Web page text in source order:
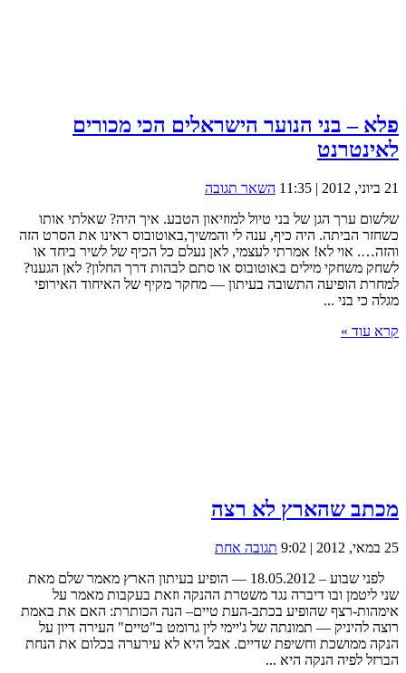
פלא – בני הנוער הישראלים הכי מכורים
לאינטרנט
21 ביוני, 2012 | 11:35
השאר תגובה
שלשום ערך הגן של בני טיול למוזיאון הטבע. איך היה? שאלתי אותו
כשחזר הביתה. היה כיף, ענה לי והמשיך,באוטובוס ראינו את הסרט הזה
והזה…. אוי לא! אמרתי לעצמי, לאן נעלם כל הכיף של לשיר ביחד או
לשחק משחקי מילים באוטובוס או סתם לבהות דרך החלון? לאן הגענו?
למחרת הופיעה התשובה בעיתון — מחקר מקיף של האיחוד האירופי
מגלה כי בני ...
קרא עוד »
מכתב שהארץ לא רצה
25 במאי, 2012 | 9:02
תגובה אחת
לפני שבוע – 18.05.2012 — הופיע בעיתון הארץ מאמר שלם מאת
שני ליטמן ובו דיברה נגד משטרת ההנקה וזאת בעקבות מאמר על
אימהות-רצף שהופיע בכתב-העת טיים– הנה הכותרת: האם את באמת
רוצה להיניק — תמונתה של ג'יימי לין גרומט ב"טיים" העירה דיון על
הנקה ממושכת וחשיפת שדיים. אבל היא לא עירערה בכלום את הנחת
הברזל לפיה הנקה היא ...